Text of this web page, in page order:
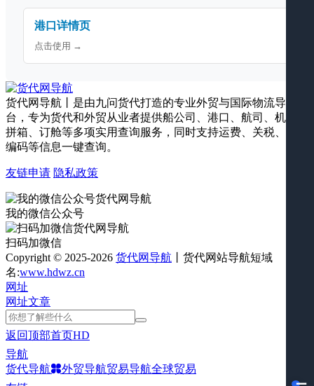
港口详情页
点击使用 →
货代网导航丨是由九问货代打造的专业外贸与国际物流导航平
台，专为货代和外贸从业者提供船公司、港口、航司、机场、
拼箱、订舱等多项实用查询服务，同时支持运费、关税、海关
编码等信息一键查询。
友链申请 隐私政策
我的微信公众号
扫码加微信
Copyright © 2025-2026 货代网导航 丨货代网站导航短域
名:www.hdwz.cn
网址
网址文章
返回顶部首页HD
导航
货代导航
外贸导航贸易导航全球贸易